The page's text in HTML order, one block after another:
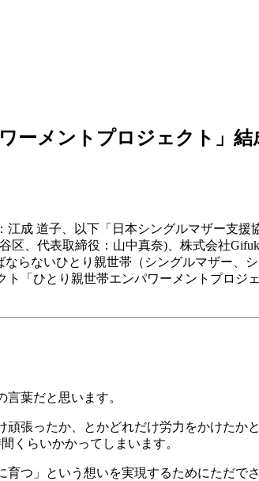
ーメントプロジェクト」
成 道子、以下「日本シングルマザー支
、代表取締役：山中真奈)、株式会社
らないひとり親世帯（シングルマザー、
「ひとり親世帯エンパワーメントプロ
葉だと思います。
張ったか、とかどれだけ労力をかけた
くらいかかってしまいます。
つ」という想いを実現するためにただで